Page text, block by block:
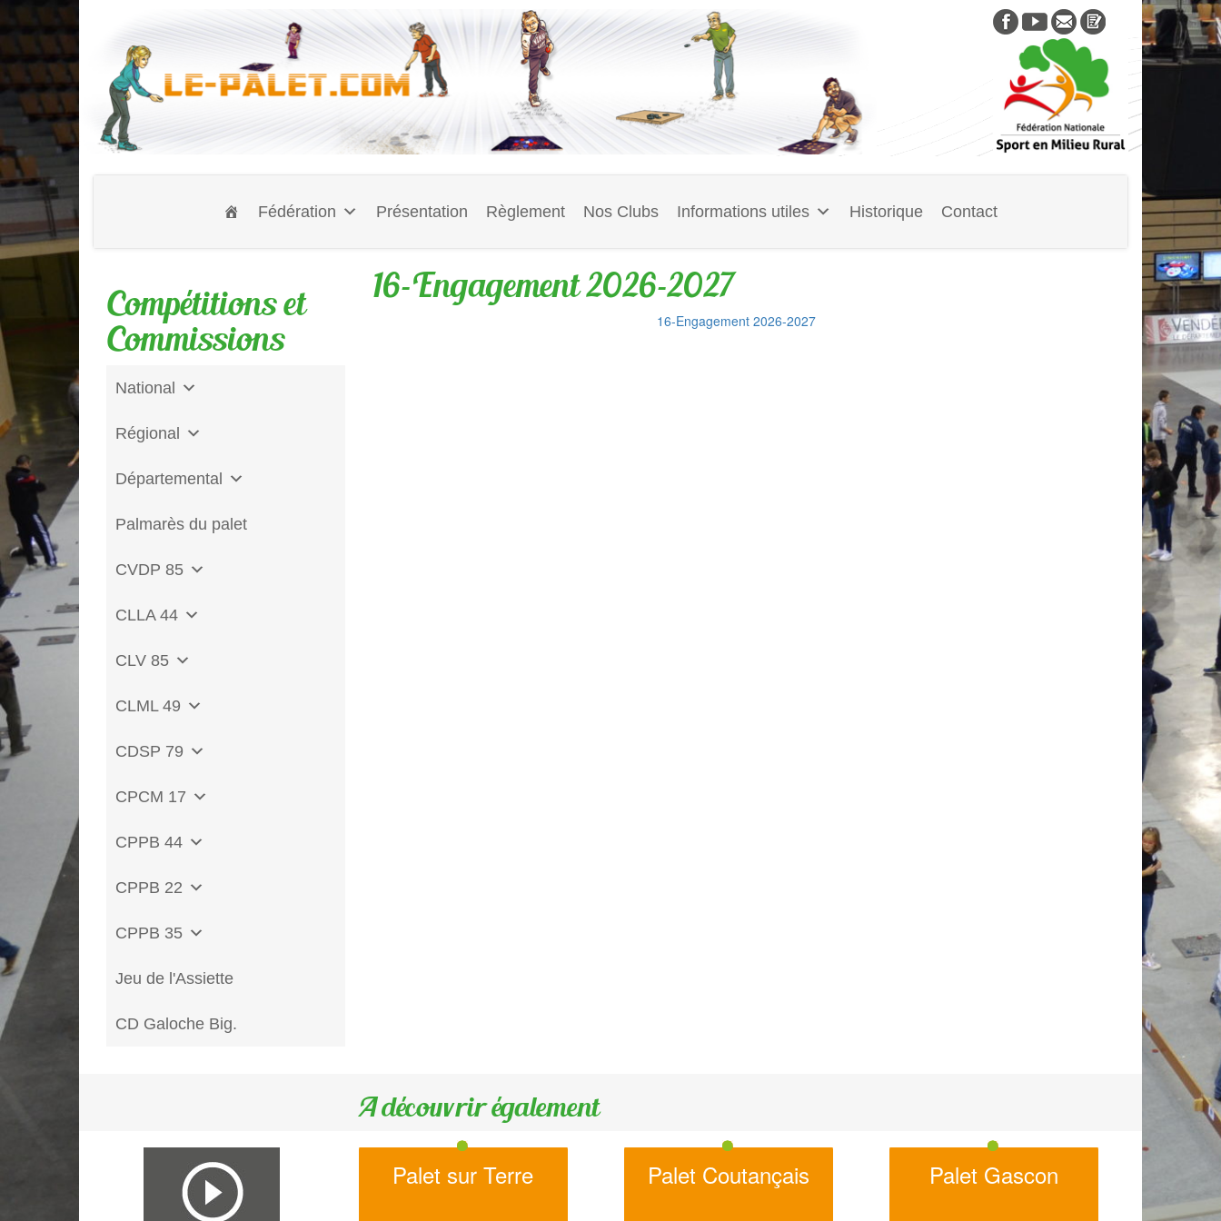
Fédération Présentation Règlement Nos Clubs Informations utiles Historique Contact
Compétitions et
Commissions
National
Régional
Départemental
Palmarès du palet
CVDP 85
CLLA 44
CLV 85
CLML 49
CDSP 79
CPCM 17
CPPB 44
CPPB 22
CPPB 35
Jeu de l'Assiette
CD Galoche Big.
16-Engagement 2026-2027
16-Engagement 2026-2027
A découvrir également
Palet sur Terre Palet Coutançais Palet Gascon